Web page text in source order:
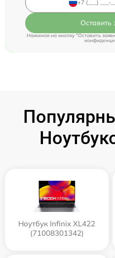
Оставить
Нажимая на кнопку "Оставить
Ноутбук Infinix XL422
(71008301342)